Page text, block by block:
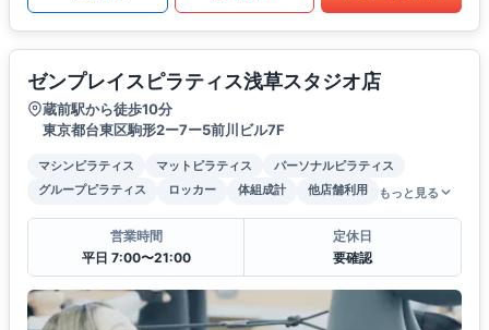
ゼンプレイスピラティス浅草スタジオ店
蔵前駅から徒歩10分
東京都台東区駒形2ー7ー5前川ビル7F
マシンピラティス マットピラティス
パーソナルピラティス
グループピラティス
ロッカー 体組成計 他店舗利用 もっと見る
営業時間
平日 7:00〜21:00
定休日
要確認